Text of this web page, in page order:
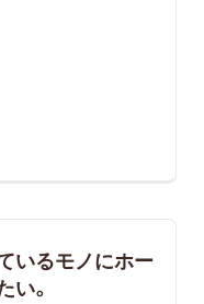
いるモノにホー
い。